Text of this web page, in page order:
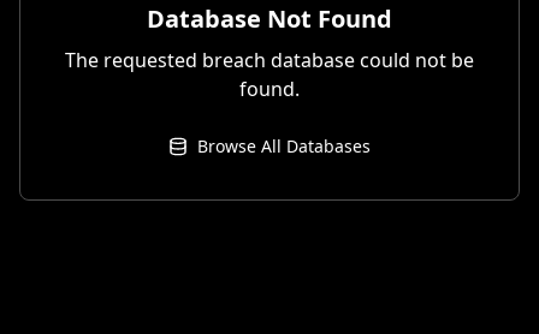
Database Not Found
The requested breach database could not be
found.
Browse All Databases